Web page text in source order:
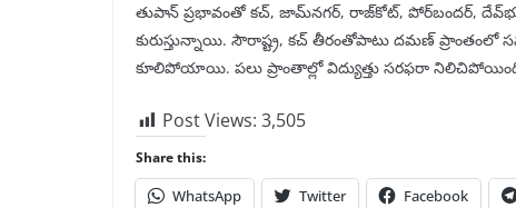
తుపాన్ ప్రభావంతో కచ్‌, జామ్‌నగర్‌, రాజ్‌కోట్‌, పోర్‌బందర్‌,
కురుస్తున్నాయి. సౌరాష్ట్ర, కచ్‌ తీరంతోపాటు దమణ్‌ ప్రాంతంలో
కూలిపోయాయి. పలు ప్రాంతాల్లో విద్యుత్తు సరఫరా
Post Views: 3,505
Share this:
WhatsApp Twitter Facebook